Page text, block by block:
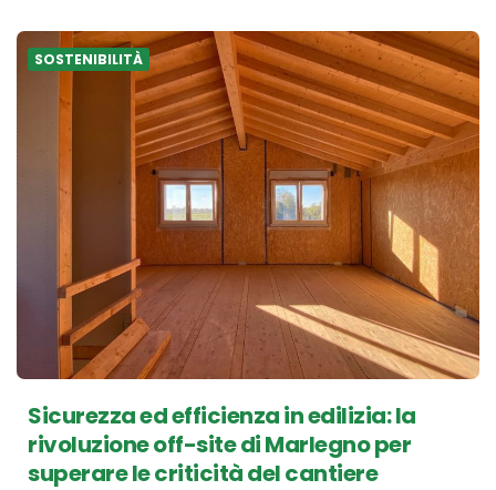
SOSTENIBILITÀ
Sicurezza ed efficienza in edilizia: la
rivoluzione off-site di Marlegno per
superare le criticità del cantiere